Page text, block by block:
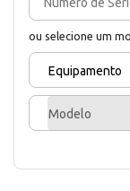
ou selecione um
Equipamento
Modelo